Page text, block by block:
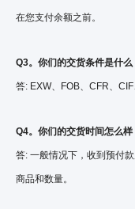
在您支付余额之前。
Q3。你们的交货条件是什么
答: EXW、FOB、CFR、CIF
Q4。你们的交货时间怎么样
答: 一般情况下，收到预付
商品和数量。